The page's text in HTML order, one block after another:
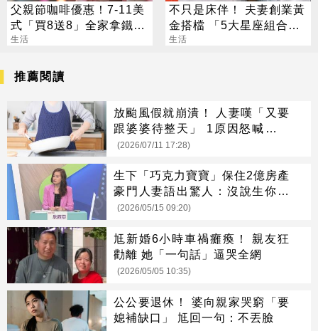
父親節咖啡優惠！7-11美
式「買8送8」全家拿鐵2
杯85元
生活
不只是床伴！ 夫妻創業黃
金搭檔 「5大星座組合」
最會賺
生活
推薦閱讀
放颱風假就崩潰！ 人妻嘆「又要
跟婆婆待整天」 1原因怒喊：整
個人就是火
(2026/07/11 17:28)
生下「巧克力寶寶」保住2億房產
豪門人妻語出驚人：沒說生你家
的
(2026/05/15 09:20)
尪新婚6小時車禍癱瘓！ 親友狂
勸離 她「一句話」逼哭全網
(2026/05/05 10:35)
公公要退休！ 婆向親家哭窮「要
媳補缺口」 尪回一句：不丟臉